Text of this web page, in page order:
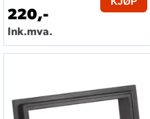
220,-
Ink.mva.